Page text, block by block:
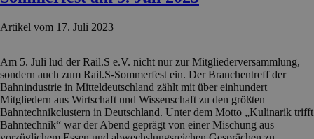
Artikel vom 17. Juli 2023
Am 5. Juli lud der Rail.S e.V. nicht nur zur Mitgliederversammlung,
sondern auch zum Rail.S-Sommerfest ein. Der Branchentreff der
Bahnindustrie in Mitteldeutschland zählt mit über einhundert
Mitgliedern aus Wirtschaft und Wissenschaft zu den größten
Bahntechnikclustern in Deutschland. Unter dem Motto „Kulinarik trifft
Bahntechnik“ war der Abend geprägt von einer Mischung aus